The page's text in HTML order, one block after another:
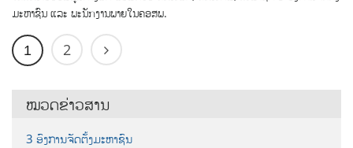
ມະຫາຊົນ ແລະ ພະນັກງານພາຍໃນຄອສພ.
1 2
ໝວດຂ່າວສານ
3 ອົງການຈັດຕັ້ງມະຫາຊົນ